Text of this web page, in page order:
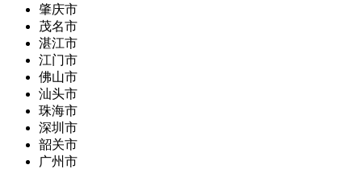
肇庆市
茂名市
湛江市
江门市
佛山市
汕头市
珠海市
深圳市
韶关市
广州市